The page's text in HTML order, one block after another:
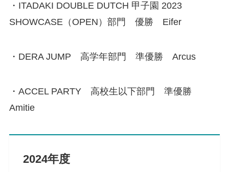
・ITADAKI DOUBLE DUTCH 甲子園 2023
SHOWCASE（OPEN）部門 優勝 Eifer
・DERA JUMP 高学年部門 準優勝 Arcus
・ACCEL PARTY 高校生以下部門 準優勝
Amitie
2024年度